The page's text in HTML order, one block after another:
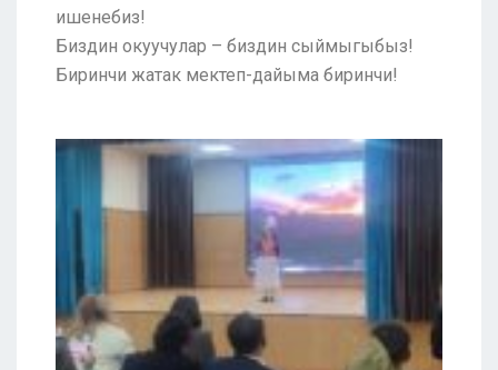
ишенебиз!
Биздин окуучулар – биздин сыймыгыбыз!
Биринчи жатак мектеп-дайыма биринчи!